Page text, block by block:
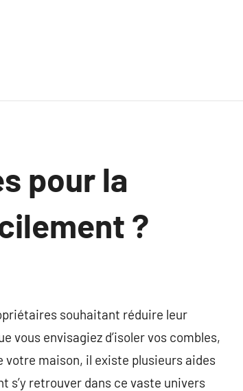
pour la
?
souhaitant réduire leur
vous envisagiez d’isoler vos combles,
votre maison, il existe plusieurs aides
s’y retrouver dans ce vaste univers